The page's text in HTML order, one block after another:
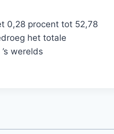
0,28 procent tot 52,78
het totale
werelds